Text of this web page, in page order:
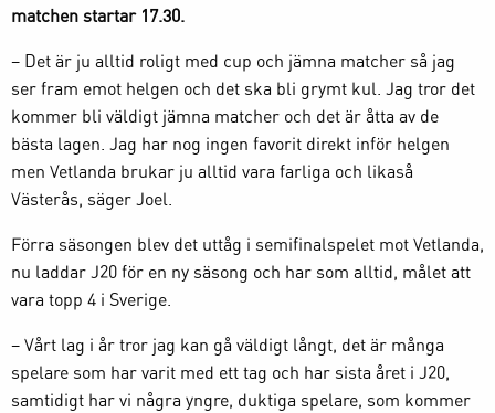
matchen startar 17.30.
– Det är ju alltid roligt med cup och jämna matcher så jag
ser fram emot helgen och det ska bli grymt kul. Jag tror det
kommer bli väldigt jämna matcher och det är åtta av de
bästa lagen. Jag har nog ingen favorit direkt inför helgen
men Vetlanda brukar ju alltid vara farliga och likaså
Västerås, säger Joel.
Förra säsongen blev det uttåg i semifinalspelet mot Vetlanda,
nu laddar J20 för en ny säsong och har som alltid, målet att
vara topp 4 i Sverige.
– Vårt lag i år tror jag kan gå väldigt långt, det är många
spelare som har varit med ett tag och har sista året i J20,
samtidigt har vi några yngre, duktiga spelare, som kommer